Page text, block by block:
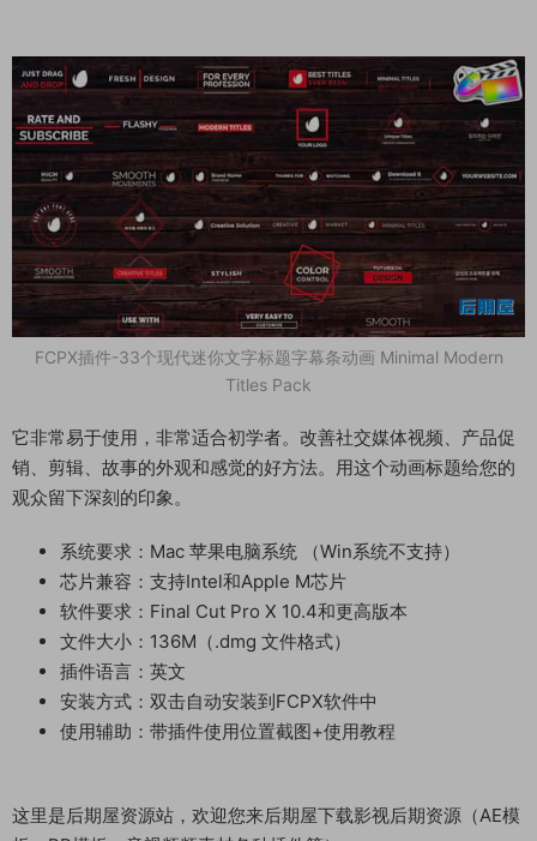
FCPX插件-33个现代迷你文字标题字幕条动画 Minimal Modern
Titles Pack
它非常易于使用，非常适合初学者。改善社交媒体视频、产品促
销、剪辑、故事的外观和感觉的好方法。用这个动画标题给您的
观众留下深刻的印象。
系统要求：Mac 苹果电脑系统 （Win系统不支持）
芯片兼容：支持Intel和Apple M芯片
软件要求：Final Cut Pro X 10.4和更高版本
文件大小：136M（.dmg 文件格式）
插件语言：英文
安装方式：双击自动安装到FCPX软件中
使用辅助：带插件使用位置截图+使用教程
这里是后期屋资源站，欢迎您来后期屋下载影视后期资源（AE模